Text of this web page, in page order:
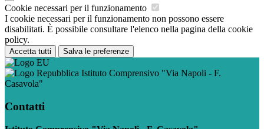
Cookie necessari per il funzionamento
I cookie necessari per il funzionamento non possono essere
disabilitati. È possibile consultare l'elenco nella pagina della cookie
policy.
Accetta tutti Salva le preferenze
Istituto Comprensivo "Via Napoli - F.
Casavola"
Contatti